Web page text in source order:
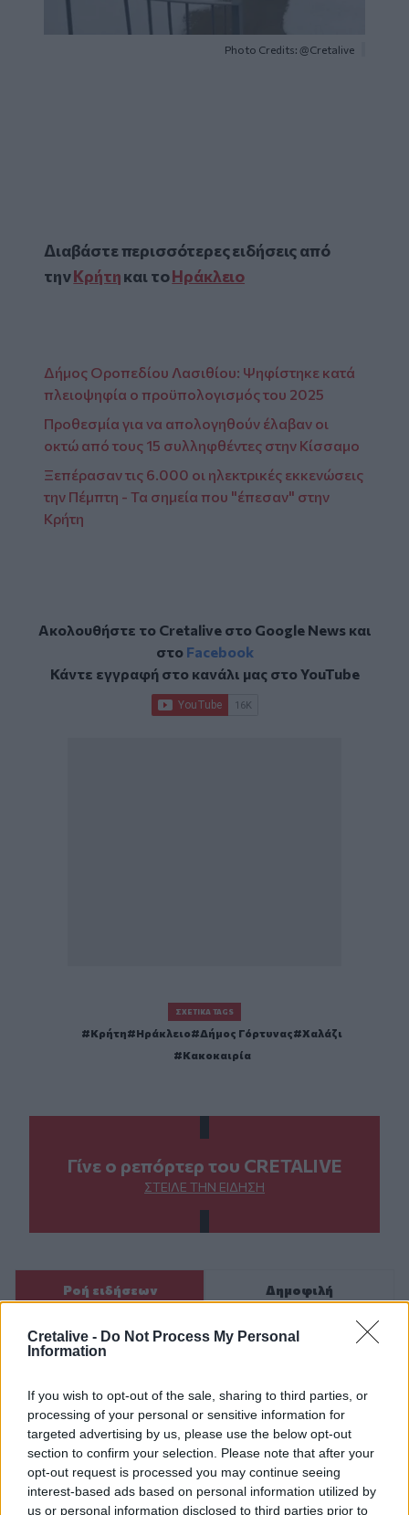
Cretalive - Do Not Process My Personal
Information
If you wish to opt-out of the sale, sharing to third parties, or
processing of your personal or sensitive information for
targeted advertising by us, please use the below opt-out
section to confirm your selection. Please note that after your
opt-out request is processed you may continue seeing
interest-based ads based on personal information utilized by
us or personal information disclosed to third parties prior to
Photo Credits: @Cretalive
Διαβάστε περισσότερες ειδήσεις από
τηνΚρήτηκαι τοΗράκλειο
Δήμος Οροπεδίου Λασιθίου: Ψηφίστηκε κατά
πλειοψηφία ο προϋπολογισμός του 2025
Προθεσμία για να απολογηθούν έλαβαν οι
οκτώ από τους 15 συλληφθέντες στην Κίσσαμο
Ξεπέρασαν τις 6.000 οι ηλεκτρικές εκκενώσεις
την Πέμπτη - Τα σημεία που "έπεσαν" στην
Κρήτη
Ακολουθήστε το Cretalive στο Google Newsκαι
στο Facebook
Κάντε εγγραφή στο κανάλι μας στοYouTube
ΣΧΕΤΙΚΆ TAGS
Κρήτη Ηράκλειο Δήμος Γόρτυνας
Χαλάζι
Κακοκαιρία
Γίνε ο ρεπόρτερ του CRETALIVE
ΣΤΕΊΛΕ ΤΗΝ ΕΊΔΗΣΗ
Ροή ειδήσεων Δημοφιλή
23:55
23:38
Ενές Καντέρ: Ο Τούρκος πρώην σέντερ δηλώνει
υποψήφιος να παίξει στο... WNBA
23:31